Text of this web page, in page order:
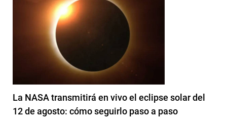
La NASA transmitirá en vivo el eclipse solar del
12 de agosto: cómo seguirlo paso a paso